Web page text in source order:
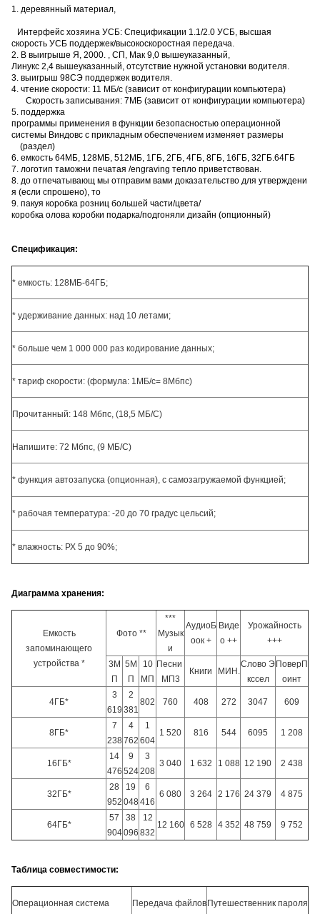
1. деревянный материал,
Интерфейс хозяина УСБ: Спецификации 1.1/2.0 УСБ, высшая
скорость УСБ поддержек/высокоскоростная передача.
2. В выигрыше Я, 2000. , СП, Мак 9,0 вышеуказанный,
Линукс 2,4 вышеуказанный, отсутствие нужной установки водителя.
3. выигрыш 98СЭ поддержек водителя.
4. чтение скорости: 11 МБ/с (зависит от конфигурации компьютера)
Скорость записывания: 7МБ (зависит от конфигурации компьютера)
5. поддержка
программы применения в функции безопасностью операционной
системы Виндовс с прикладным обеспечением изменяет размеры
(раздел)
6. емкость 64МБ, 128МБ, 512МБ, 1ГБ, 2ГБ, 4ГБ, 8ГБ, 16ГБ, 32ГБ.64ГБ
7. логотип таможни печатая /engraving тепло приветствован.
8. до отпечатывающ мы отправим вами доказательство для утверждени
я (если спрошено), то
9. пакуя коробка розниц большей части/цвета/
коробка олова коробки подарка/подгоняли дизайн (опционный)
Спецификация:
* емкость: 128МБ-64ГБ;
* удерживание данных: над 10 летами;
* больше чем 1 000 000 раз кодирование данных;
* тариф скорости: (формула: 1МБ/с= 8Мбпс)
Прочитанный: 148 Мбпс, (18,5 МБ/С)
Напишите: 72 Мбпс, (9 МБ/С)
* функция автозапуска (опционная), с самозагружаемой функцией;
* рабочая температура: -20 до 70 градус цельсий;
* влажность: РХ 5 до 90%;
Диаграмма хранения:
Емкость
запоминающего
устройства *
Фото **
***
Музык
и
АудиоБ
оок +
Виде
о ++
Урожайность
+++
3М
П
5М
П
10
МП
Песни
МП3
Книги МИН.
Слово Э
кссел
ПоверП
оинт
4ГБ*
3
619
2
381
802 760 408 272 3047 609
8ГБ*
7
238
4
762
1
604
1 520 816 544 6095 1 208
16ГБ*
14
476
9
524
3
208
3 040 1 632 1 088 12 190 2 438
32ГБ*
28
952
19
048
6
416
6 080 3 264 2 176 24 379 4 875
64ГБ*
57
904
38
096
12
832
12 160 6 528 4 352 48 759 9 752
Таблица совместимости:
Операционная система Передача файлов Путешественник пароля